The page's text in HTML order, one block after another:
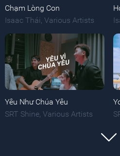
Chạm Lòng Con
Isaac Thái, Various Artists
Yêu Như Chúa Yêu
SRT Shine Various Artists